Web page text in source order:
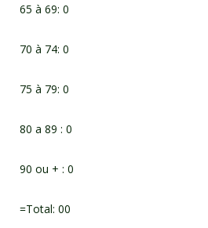
65 à 69: 0
70 à 74: 0
75 à 79: 0
80 a 89 : 0
90 ou + : 0
=Total: 00